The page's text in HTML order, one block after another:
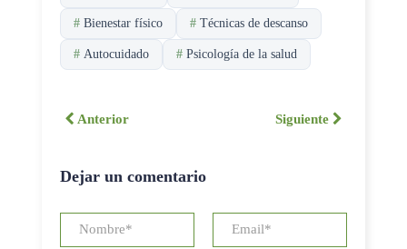
# Bienestar físico # Técnicas de descanso
# Autocuidado # Psicología de la salud
Anterior Siguiente
Dejar un comentario